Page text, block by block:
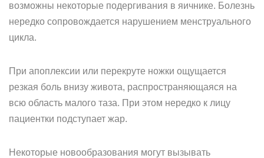
возможны некоторые подергивания в яичнике. Болезнь
нередко сопровождается нарушением менструального
цикла.
При апоплексии или перекруте ножки ощущается
резкая боль внизу живота, распространяющаяся на
всю область малого таза. При этом нередко к лицу
пациентки подступает жар.
Некоторые новообразования могут вызывать